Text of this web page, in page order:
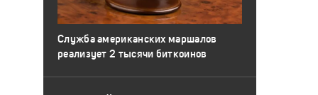
Служба американских маршалов
реализует 2 тысячи биткоинов